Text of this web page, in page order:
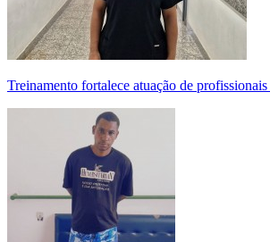
Treinamento fortalece atuação de